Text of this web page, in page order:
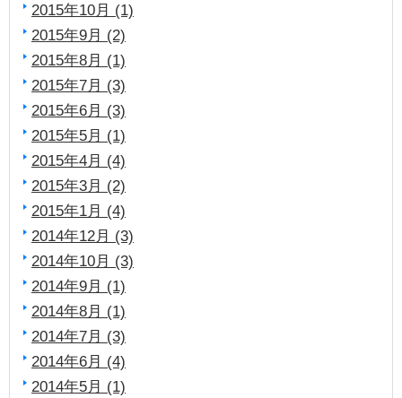
2015年10月 (1)
2015年9月 (2)
2015年8月 (1)
2015年7月 (3)
2015年6月 (3)
2015年5月 (1)
2015年4月 (4)
2015年3月 (2)
2015年1月 (4)
2014年12月 (3)
2014年10月 (3)
2014年9月 (1)
2014年8月 (1)
2014年7月 (3)
2014年6月 (4)
2014年5月 (1)